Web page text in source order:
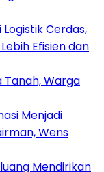
Logistik Cerdas,
Efisien dan
Tanah, Warga
Menjadi
Wens
Mendirikan